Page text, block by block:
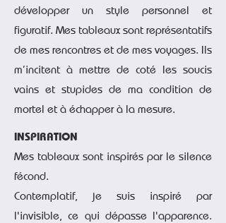
développer un style personnel et
figuratif. Mes tableaux sont représentatifs
de mes rencontres et de mes voyages. Ils
m’incitent à mettre de coté les soucis
vains et stupides de ma condition de
mortel et à échapper à la mesure.
INSPIRATION
Mes tableaux sont inspirés par le silence
fécond.
Contemplatif, je suis inspiré par
l'invisible, ce qui dépasse l'apparence.